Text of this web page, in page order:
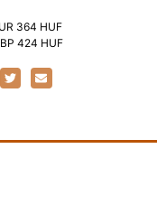
364 HUF
424 HUF